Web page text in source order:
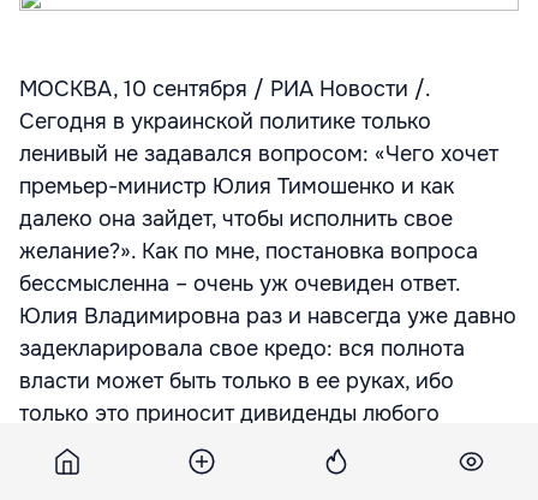
МОСКВА, 10 сентября / РИА Новости /.
Сегодня в украинской политике только
ленивый не задавался вопросом: «Чего хочет
премьер-министр Юлия Тимошенко и как
далеко она зайдет, чтобы исполнить свое
желание?». Как по мне, постановка вопроса
бессмысленна – очень уж очевиден ответ.
Юлия Владимировна раз и навсегда уже давно
задекларировала свое кредо: вся полнота
власти может быть только в ее руках, ибо
только это приносит дивиденды любого
свойства и номинала…